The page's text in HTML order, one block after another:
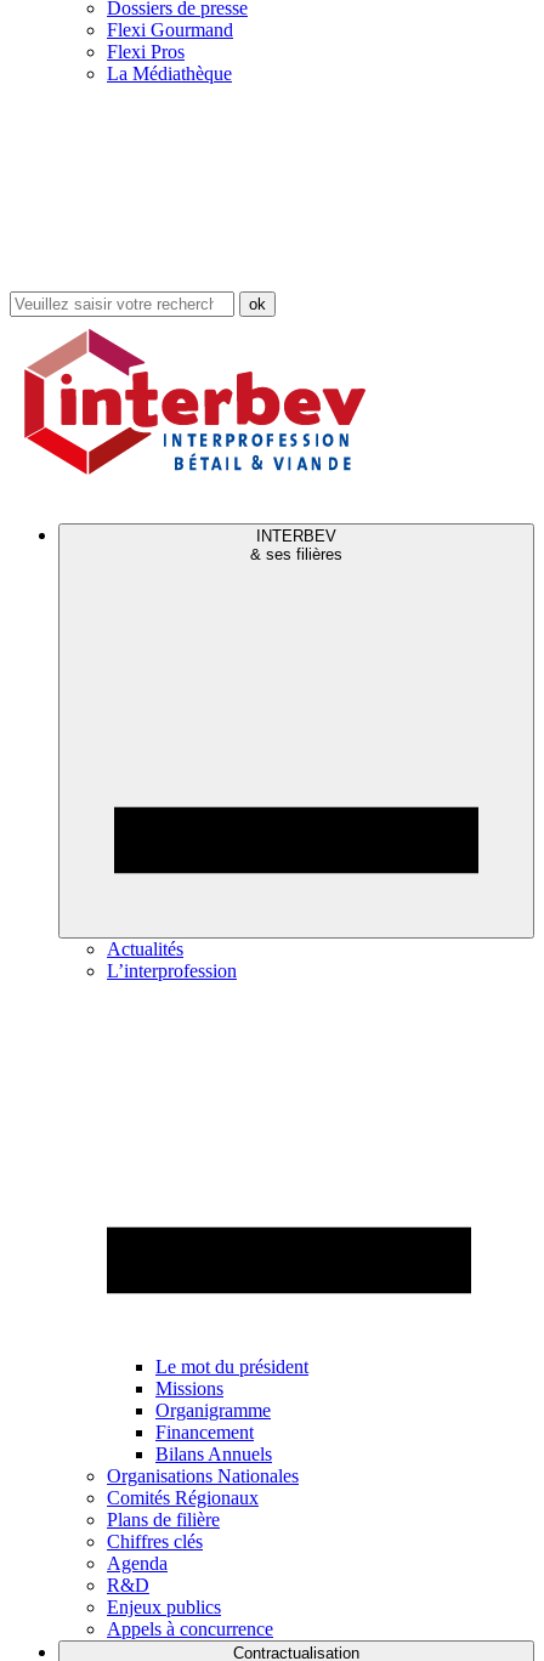
Dossiers de presse
Flexi Gourmand
Flexi Pros
La Médiathèque
Rechercher
dans
site
INTERBEV
& ses filières
Actualités
L’interprofession
Le mot du président
Missions
Organigramme
Financement
Bilans Annuels
Organisations Nationales
Comités Régionaux
Plans de filière
Chiffres clés
Agenda
R&D
Enjeux publics
Appels à concurrence
Contractualisation